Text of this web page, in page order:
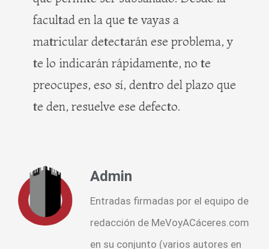
facultad en la que te vayas a
matricular detectarán ese problema, y
te lo indicarán rápidamente, no te
preocupes, eso sí, dentro del plazo que
te den, resuelve ese defecto.
Admin
Entradas firmadas por el equipo de
redacción de MeVoyACáceres.com
en su conjunto (varios autores en